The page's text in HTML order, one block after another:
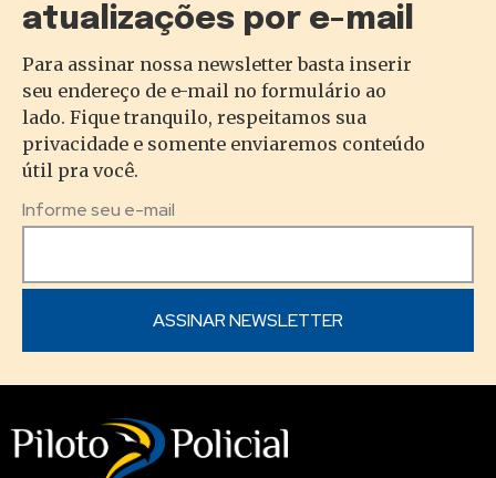
atualizações por e-mail
Para assinar nossa newsletter basta inserir
seu endereço de e-mail no formulário ao
lado. Fique tranquilo, respeitamos sua
privacidade e somente enviaremos conteúdo
útil pra você.
Informe seu e-mail